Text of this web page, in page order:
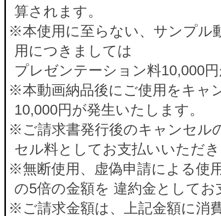
算されます。
※本使用に至らない、サンプル
用につきましては
プレゼンテーション料10,000
※本動画納品後にご使用をキャ
10,000円が発生いたします。
※ご請求書発行後のキャンセル
セル料としてお支払いいただ
※無断使用、虚偽申請による使
の5倍の金額を 違約金として
※ご請求金額は、上記金額に消